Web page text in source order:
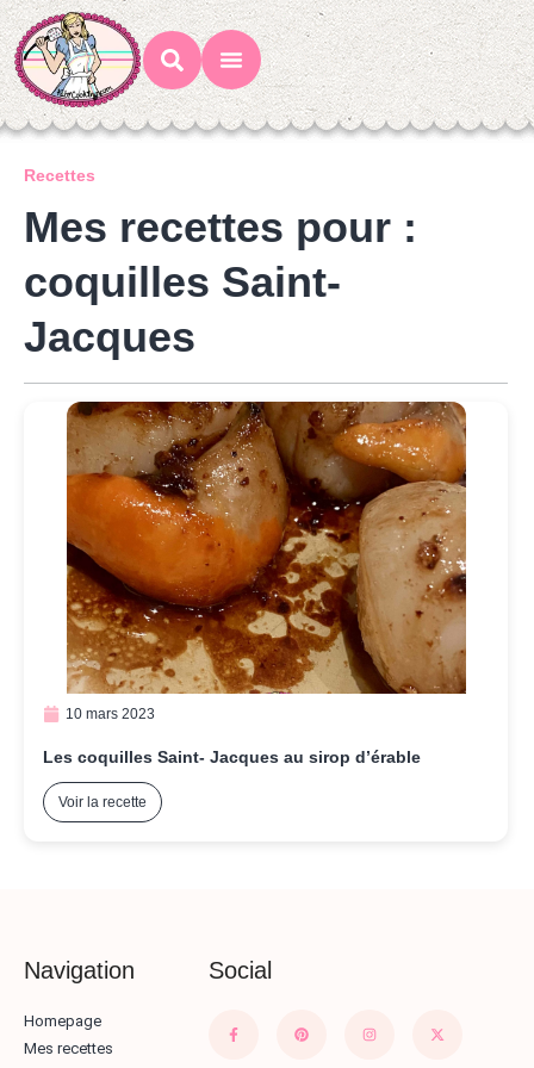
Recettes
Mes recettes pour :
coquilles Saint-
Jacques
10 mars 2023
Les coquilles Saint- Jacques au sirop d’érable
Voir la recette
Navigation
Homepage
Mes recettes
Social